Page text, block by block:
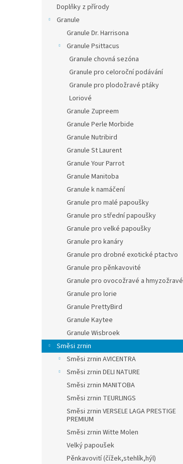
Doplňky z přírody
Granule
Granule Dr. Harrisona
Granule Psittacus
Granule chovná sezóna
Granule pro celoroční podávání
Granule pro plodožravé ptáky
Loriové
Granule Zupreem
Granule Perle Morbide
Granule Nutribird
Granule St Laurent
Granule Your Parrot
Granule Manitoba
Granule k namáčení
Granule pro malé papoušky
Granule pro střední papoušky
Granule pro velké papoušky
Granule pro kanáry
Granule pro drobné exotické ptactvo
Granule pro pěnkavovité
Granule pro ovocožravé a hmyzožravé
Granule pro lorie
Granule PrettyBird
Granule Kaytee
Granule Wisbroek
Směsi zrnin
Směsi zrnin AVICENTRA
Směsi zrnin DELI NATURE
Směsi zrnin MANITOBA
Směsi zrnin TEURLINGS
Směsi zrnin VERSELE LAGA PRESTIGE
PREMIUM
Směsi zrnin Witte Molen
Velký papoušek
Pěnkavovití (čížek,stehlík,hýl)